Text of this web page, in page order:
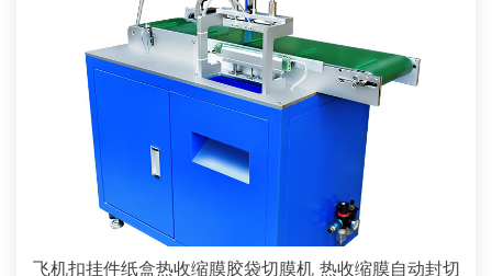
飞机扣挂件纸盒热收缩膜胶袋切膜机 热收缩膜自动封切